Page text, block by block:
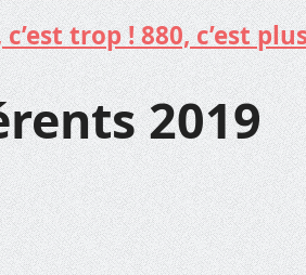
trop ! 880, c’est
2019